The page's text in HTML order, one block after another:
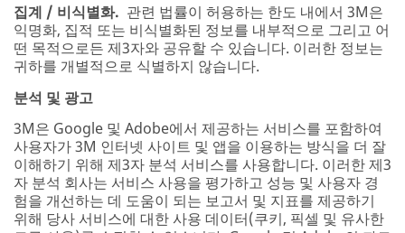
집계 / 비식별화. 관련 법률이 허용하는 한도 내에서 3M은
익명화, 집적 또는 비식별화된 정보를 내부적으로 그리고 어
떤 목적으로든 제3자와 공유할 수 있습니다. 이러한 정보는
귀하를 개별적으로 식별하지 않습니다.
분석 및 광고
3M은 Google 및 Adobe에서 제공하는 서비스를 포함하여
사용자가 3M 인터넷 사이트 및 앱을 이용하는 방식을 더 잘
이해하기 위해 제3자 분석 서비스를 사용합니다. 이러한 제3
자 분석 회사는 서비스 사용을 평가하고 성능 및 사용자 경
험을 개선하는 데 도움이 되는 보고서 및 지표를 제공하기
위해 당사 서비스에 대한 사용 데이터(쿠키, 픽셀 및 유사한